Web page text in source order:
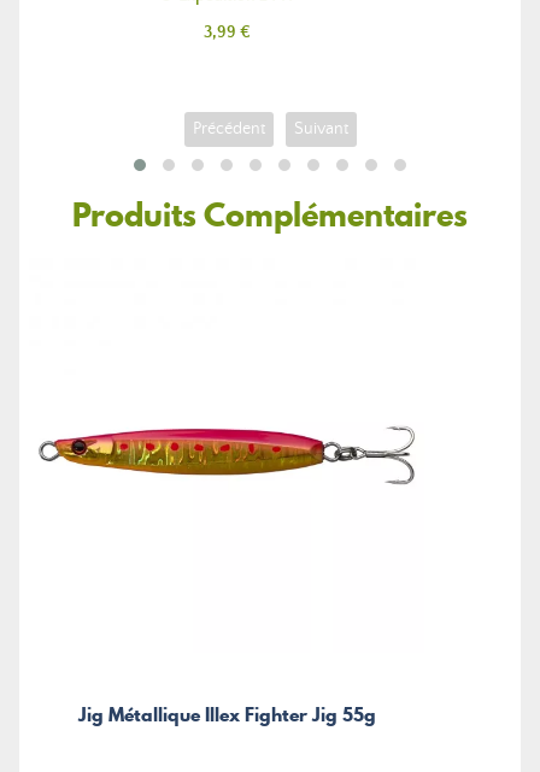
Prix
3,99 €
Précédent Suivant
Produits Complémentaires
Jig Métallique Illex Fighter Jig 55g